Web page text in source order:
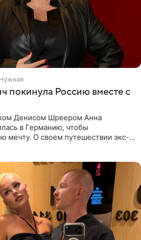
покинула Россию вместе с
Денисом Шреером Анна
в Германию, чтобы
мечту. О своем путешествии экс-